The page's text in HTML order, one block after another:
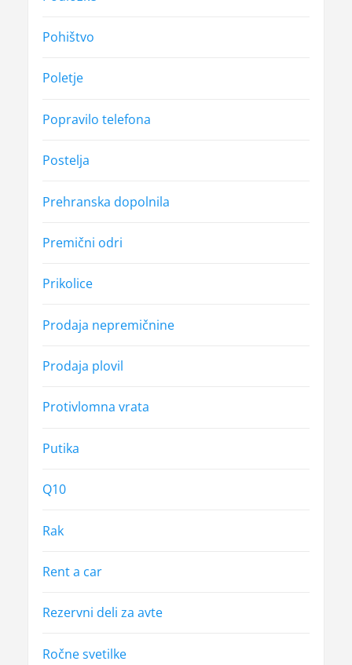
Pohištvo
Poletje
Popravilo telefona
Postelja
Prehranska dopolnila
Premični odri
Prikolice
Prodaja nepremičnine
Prodaja plovil
Protivlomna vrata
Putika
Q10
Rak
Rent a car
Rezervni deli za avte
Ročne svetilke